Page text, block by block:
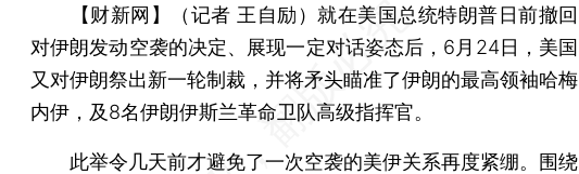
【财新网】（记者 王自励） 就在美国总统特朗普日前撤回
对伊朗发动空袭的决定、展现一定对话姿态后，6月24日，美国
又对伊朗祭出新一轮制裁，并将矛头瞄准了伊朗的最高领袖哈梅
内伊，及8名伊朗伊斯兰革命卫队高级指挥官。
此举令几天前才避免了一次空袭的美伊关系再度紧绷。围绕